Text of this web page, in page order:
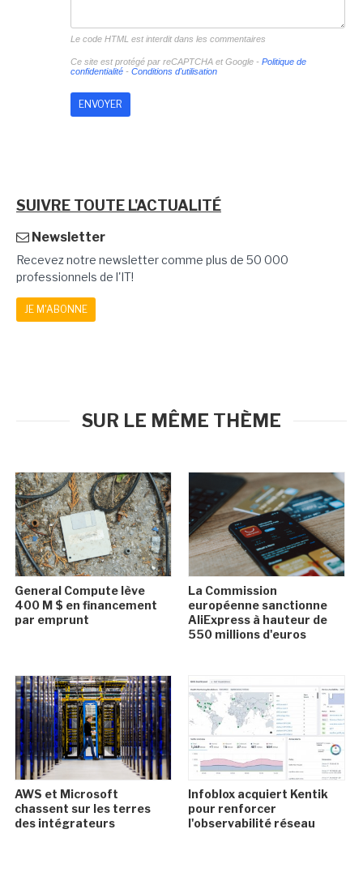
Le code HTML est interdit dans les commentaires
Ce site est protégé par reCAPTCHA et Google - Politique de
confidentialité- Conditions d'utilisation
SUIVRE TOUTE L'ACTUALITÉ
Newsletter
Recevez notre newsletter comme plus de 50 000
professionnels de l'IT!
JE M'ABONNE
SUR LE MÊME THÈME
General Compute lève
400 M $ en financement
par emprunt
La Commission
européenne sanctionne
AliExpress à hauteur de
550 millions d'euros
AWS et Microsoft
chassent sur les terres
des intégrateurs
Infoblox acquiert Kentik
pour renforcer
l'observabilité réseau